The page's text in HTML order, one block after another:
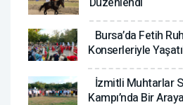
Bursa’da Fetih
Konserleriyle
İzmitli Muhtarlar
Kampı’nda Bir